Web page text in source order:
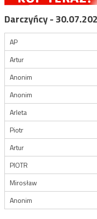
Darczyńcy -
AP
Artur
Anonim
Anonim
Arleta
Piotr
Artur
PIOTR
Mirosław
Anonim